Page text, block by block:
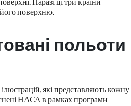
поверхню.
польоти
які представляють кожну
НАСА в рамках програми